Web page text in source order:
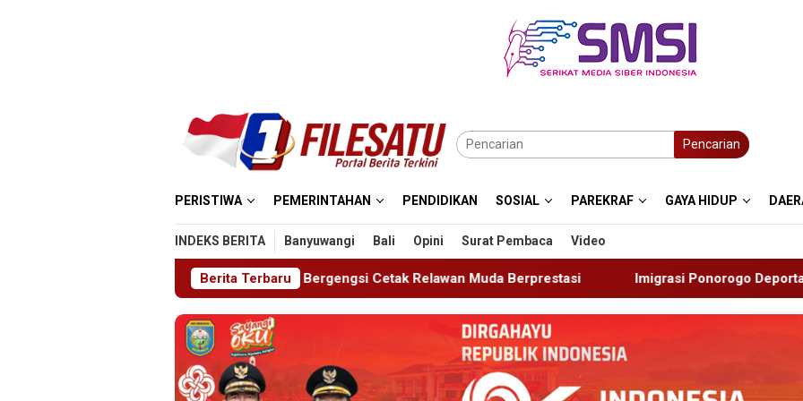
Pencarian
PERISTIWA PEMERINTAHAN PENDIDIKAN SOSIAL PAREKRAF GAYA HIDUP
INDEKS BERITA Banyuwangi Bali Opini Surat Pembaca Video
Berita Terbaru
2026, Ajang Bergengsi Cetak Relawan Muda Berprestasi Imigrasi Ponorogo Deportasi Satu WN Tiongkok